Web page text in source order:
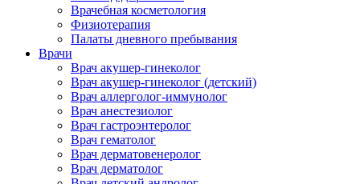
Врачебная косметология
Физиотерапия
Палаты дневного пребывания
Врачи
Врач акушер-гинеколог
Врач акушер-гинеколог (детский)
Врач аллерголог-иммунолог
Врач анестезиолог
Врач гастроэнтеролог
Врач гематолог
Врач дерматовенеролог
Врач дерматолог